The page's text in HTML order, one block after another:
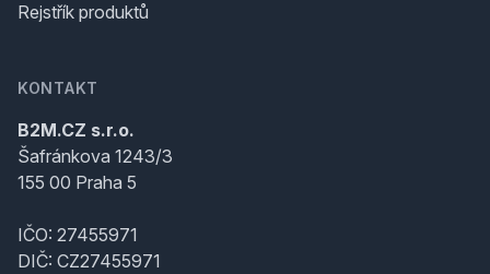
Rejstřík produktů
KONTAKT
B2M.CZ s.r.o.
Šafránkova 1243/3
155 00 Praha 5
IČO: 27455971
DIČ: CZ27455971